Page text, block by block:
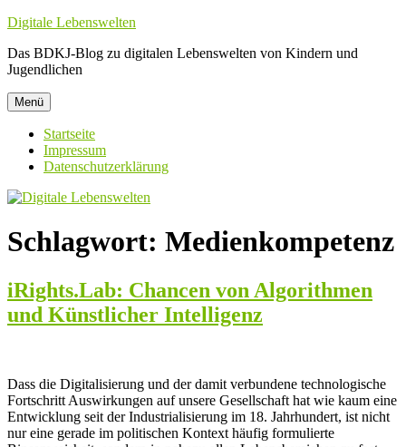
Zum
springen
Digitale Lebenswelten
Das BDKJ-Blog zu digitalen Lebenswelten von Kindern und
Jugendlichen
Menü
Startseite
Impressum
Datenschutzerklärung
Schlagwort: Medienkompetenz
iRights.Lab: Chancen von Algorithmen
und Künstlicher Intelligenz
Dass die Digitalisierung und der damit verbundene technologische
Fortschritt Auswirkungen auf unsere Gesellschaft hat wie kaum eine
Entwicklung seit der Industrialisierung im 18. Jahrhundert, ist nicht
nur eine gerade im politischen Kontext häufig formulierte